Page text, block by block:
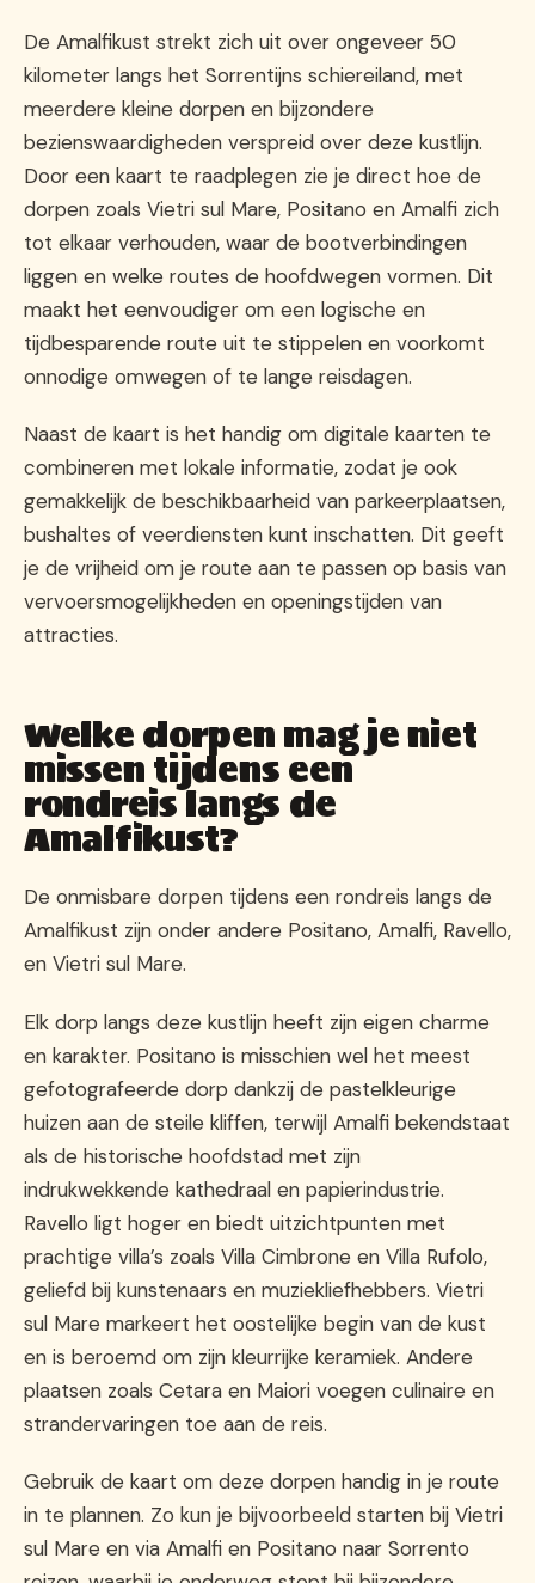
De Amalfikust strekt zich uit over ongeveer 50
kilometer langs het Sorrentijns schiereiland, met
meerdere kleine dorpen en bijzondere
bezienswaardigheden verspreid over deze kustlijn.
Door een kaart te raadplegen zie je direct hoe de
dorpen zoals Vietri sul Mare, Positano en Amalfi zich
tot elkaar verhouden, waar de bootverbindingen
liggen en welke routes de hoofdwegen vormen. Dit
maakt het eenvoudiger om een logische en
tijdbesparende route uit te stippelen en voorkomt
onnodige omwegen of te lange reisdagen.
Naast de kaart is het handig om digitale kaarten te
combineren met lokale informatie, zodat je ook
gemakkelijk de beschikbaarheid van parkeerplaatsen,
bushaltes of veerdiensten kunt inschatten. Dit geeft
je de vrijheid om je route aan te passen op basis van
vervoersmogelijkheden en openingstijden van
attracties.
Welke dorpen mag je niet
missen tijdens een
rondreis langs de
Amalfikust?
De onmisbare dorpen tijdens een rondreis langs de
Amalfikust zijn onder andere Positano, Amalfi, Ravello,
en Vietri sul Mare.
Elk dorp langs deze kustlijn heeft zijn eigen charme
en karakter. Positano is misschien wel het meest
gefotografeerde dorp dankzij de pastelkleurige
huizen aan de steile kliffen, terwijl Amalfi bekendstaat
als de historische hoofdstad met zijn
indrukwekkende kathedraal en papierindustrie.
Ravello ligt hoger en biedt uitzichtpunten met
prachtige villa’s zoals Villa Cimbrone en Villa Rufolo,
geliefd bij kunstenaars en muziekliefhebbers. Vietri
sul Mare markeert het oostelijke begin van de kust
en is beroemd om zijn kleurrijke keramiek. Andere
plaatsen zoals Cetara en Maiori voegen culinaire en
strandervaringen toe aan de reis.
Gebruik de kaart om deze dorpen handig in je route
in te plannen. Zo kun je bijvoorbeeld starten bij Vietri
sul Mare en via Amalfi en Positano naar Sorrento